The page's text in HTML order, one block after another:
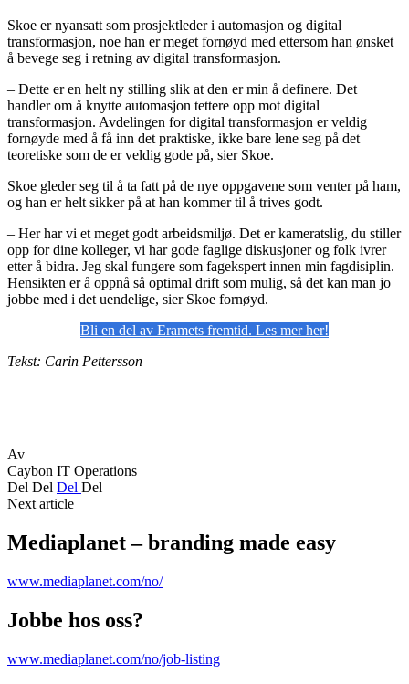
Skoe er nyansatt som prosjektleder i automasjon og digital
transformasjon, noe han er meget fornøyd med ettersom han ønsket
å bevege seg i retning av digital transformasjon.
– Dette er en helt ny stilling slik at den er min å definere. Det
handler om å knytte automasjon tettere opp mot digital
transformasjon. Avdelingen for digital transformasjon er veldig
fornøyde med å få inn det praktiske, ikke bare lene seg på det
teoretiske som de er veldig gode på, sier Skoe.
Skoe gleder seg til å ta fatt på de nye oppgavene som venter på ham,
og han er helt sikker på at han kommer til å trives godt.
– Her har vi et meget godt arbeidsmiljø. Det er kameratslig, du stiller
opp for dine kolleger, vi har gode faglige diskusjoner og folk ivrer
etter å bidra. Jeg skal fungere som fagekspert innen min fagdisiplin.
Hensikten er å oppnå så optimal drift som mulig, så det kan man jo
jobbe med i det uendelige, sier Skoe fornøyd.
Bli en del av Eramets fremtid. Les mer her!
Tekst: Carin Pettersson
Av
Caybon IT Operations
Del Del Del Del
Next article
Mediaplanet – branding made easy
www.mediaplanet.com/no/
Jobbe hos oss?
www.mediaplanet.com/no/job-listing